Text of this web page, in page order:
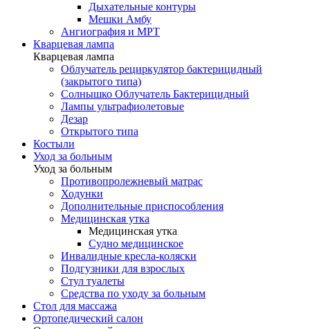
Дыхательные контуры
Мешки Амбу
Ангиография и МРТ
Кварцевая лампа
Кварцевая лампа
Облучатель рециркулятор бактерицидный
(закрытого типа)
Солнышко Облучатель Бактерицидный
Лампы ультрафиолетовые
Дезар
Открытого типа
Костыли
Уход за больным
Уход за больным
Противопролежневый матрас
Ходунки
Дополнительные приспособления
Медицинская утка
Медицинская утка
Судно медицинское
Инвалидные кресла-коляски
Подгузники для взрослых
Стул туалеты
Средства по уходу за больным
Cтол для массажа
Ортопедический салон